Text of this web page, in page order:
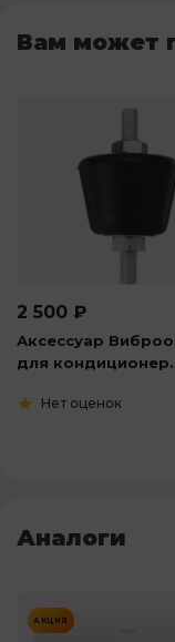
Вам может
2 500 ₽
Аксессуар
для
Нет оценок
Аналоги
АКЦИЯ